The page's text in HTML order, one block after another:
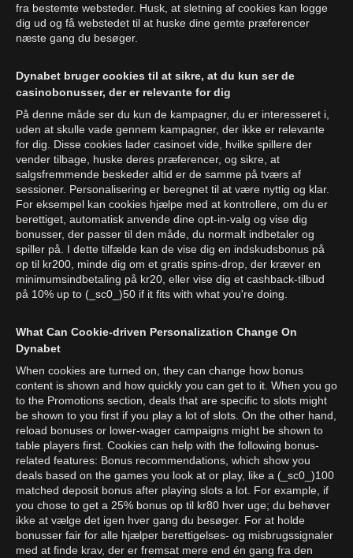
fra bestemte websteder. Husk, at sletning af cookies kan logge
dig ud og få webstedet til at huske dine gemte præferencer
næste gang du besøger.
Dynabet bruger cookies til at sikre, at du kun ser de
casinobonusser, der er relevante for dig
På denne måde ser du kun de kampagner, du er interesseret i,
uden at skulle vade gennem kampagner, der ikke er relevante
for dig. Disse cookies lader casinoet vide, hvilke spillere der
vender tilbage, huske deres præferencer, og sikre, at
salgsfremmende beskeder altid er de samme på tværs af
sessioner. Personalisering er beregnet til at være nyttig og klar.
For eksempel kan cookies hjælpe med at kontrollere, om du er
berettiget, automatisk anvende dine opt-in-valg og vise dig
bonusser, der passer til den måde, du normalt indbetaler og
spiller på. I dette tilfælde kan de vise dig en indskudsbonus på
op til kr200, minde dig om et gratis spins-drop, der kræver en
minimumsindbetaling på kr20, eller vise dig et cashback-tilbud
på 10% up to (_sc0_)50 if it fits with what you're doing.
What Can Cookie-driven Personalization Change On
Dynabet
When cookies are turned on, they can change how bonus
content is shown and how quickly you can get to it. When you go
to the Promotions section, deals that are specific to slots might
be shown to you first if you play a lot of slots. On the other hand,
reload bonuses or lower-wager campaigns might be shown to
table players first. Cookies can help with the following bonus-
related features: Bonus recommendations, which show you
deals based on the games you look at or play, like a (_sc0_)100
matched deposit bonus after playing slots a lot. For example, if
you chose to get a 25% bonus op til kr80 hver uge; du behøver
ikke at vælge det igen hver gang du besøger. For at holde
bonusser fair for alle hjælper berettigelses- og misbrugssignaler
med at finde krav, der er fremsat mere end én gang fra den